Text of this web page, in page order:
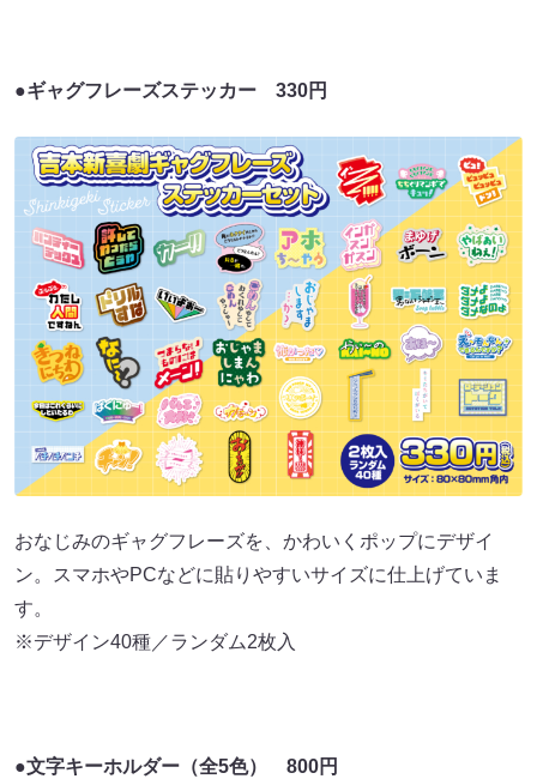
●ギャグフレーズステッカー 330円
おなじみのギャグフレーズを、かわいくポップにデザイ
ン。スマホやPCなどに貼りやすいサイズに仕上げていま
す。
※デザイン40種／ランダム2枚入
●文字キーホルダー（全5色） 800円